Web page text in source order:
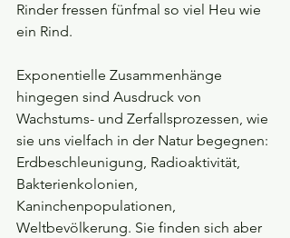
Rinder fressen fünfmal so viel Heu wie
ein Rind.
Exponentielle Zusammenhänge
hingegen sind Ausdruck von
Wachstums- und Zerfallsprozessen, wie
sie uns vielfach in der Natur begegnen:
Erdbeschleunigung, Radioaktivität,
Bakterienkolonien,
Kaninchenpopulationen,
Weltbevölkerung. Sie finden sich aber